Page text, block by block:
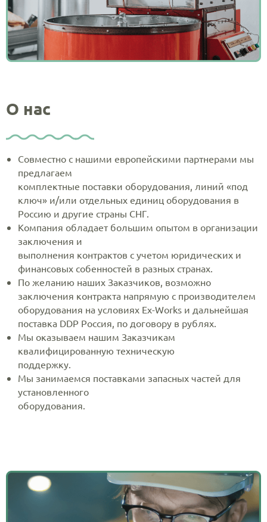
О нас
Совместно с нашими европейскими партнерами мы
предлагаем
комплектные поставки оборудования, линий «под
ключ» и/или отдельных единиц оборудования в
Россию и другие страны СНГ.
Компания обладает большим опытом в организации
заключения и
выполнения контрактов с учетом юридических и
финансовых собенностей в разных странах.
По желанию наших Заказчиков, возможно
заключения контракта напрямую с производителем
оборудования на условиях Ex-Works и дальнейшая
поставка DDP Россия, по договору в рублях.
Мы оказываем нашим Заказчикам
квалифицированную техническую
поддержку.
Мы занимаемся поставками запасных частей для
установленного
оборудования.